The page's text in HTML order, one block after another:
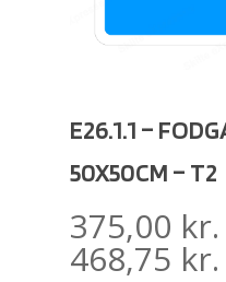
E26.1.1 –
50X50CM – T2
375,00 kr.
468,75 kr.